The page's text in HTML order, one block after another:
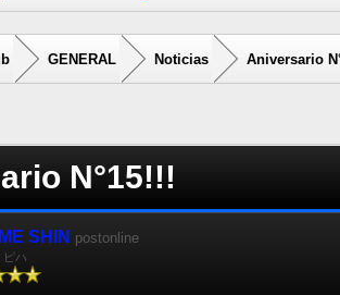
GENERAL Noticias Aniversario
N°15!!!
SHIN postonline
ピハ